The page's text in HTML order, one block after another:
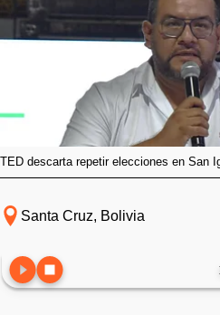
TED descarta repetir elecciones en San
Santa Cruz, Bolivia